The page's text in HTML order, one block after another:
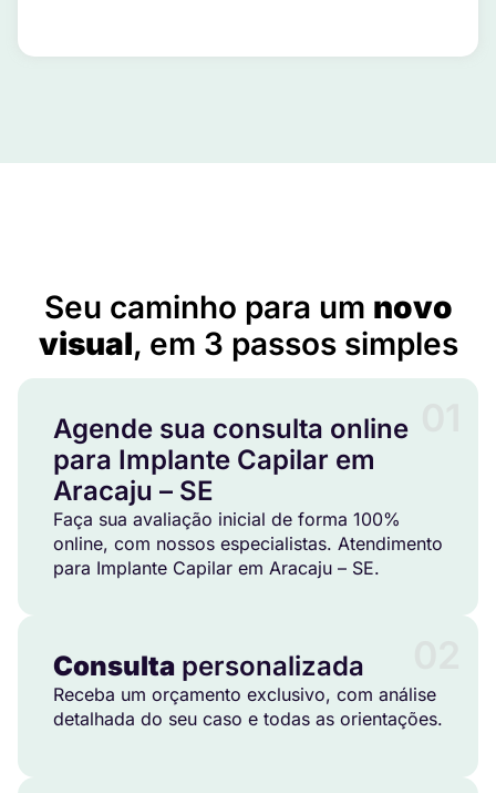
Seu caminho para um novo
visual, em 3 passos simples
Agende sua consulta online
para Implante Capilar em
Aracaju – SE
Faça sua avaliação inicial de forma 100%
online, com nossos especialistas. Atendimento
para Implante Capilar em Aracaju – SE.
Consulta personalizada
Receba um orçamento exclusivo, com análise
detalhada do seu caso e todas as orientações.